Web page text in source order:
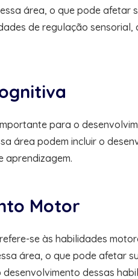
área, o que pode afetar
de regulação
para o
área podem incluir o
aprendizagem.
Motor
se às habilidades
área, o que pode afetar
desenvolvimento dessas